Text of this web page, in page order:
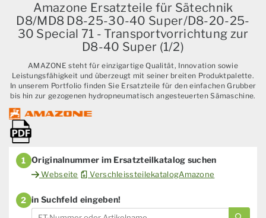
Amazone Ersatzteile für Sätechnik
D8/MD8 D8-25-30-40 Super/D8-20-25-
30 Special 71 - Transportvorrichtung zur
D8-40 Super (1/2)
AMAZONE steht für einzigartige Qualität, Innovation sowie
Leistungsfähigkeit und überzeugt mit seiner breiten Produktpalette.
In unserem Portfolio finden Sie Ersatzteile für den einfachen Grubber
bis hin zur gezogenen hydropneumatisch angesteuerten Sämaschine.
1 Originalnummer im Ersatzteilkatalog suchen
Webseite VerschleissteilekatalogAmazone
2 in Suchfeld eingeben!